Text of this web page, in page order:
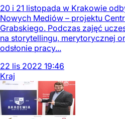
20 i 21 listopada w Krakowie
Nowych Mediów – projektu
Grabskiego. Podczas zajęć
na storytellingu, merytorycznej
odsłonie pracy...
22 lis 2022 19:46
Kraj